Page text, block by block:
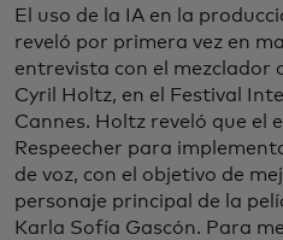
El uso de la IA en la
reveló por primera vez en
entrevista con el mezclador
Cyril Holtz, en el Festival
Cannes. Holtz reveló que el
Respeecher para
de voz, con el objetivo de
personaje principal de la
Karla Sofía Gascón. Para